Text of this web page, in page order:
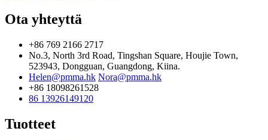
Ota yhteyttä
+86 769 2166 2717
No.3, North 3rd Road, Tingshan Square, Houjie Town,
523943, Dongguan, Guangdong, Kiina.
Helen@pmma.hk Nora@pmma.hk
+86 18098261528
86 13926149120
Tuotteet